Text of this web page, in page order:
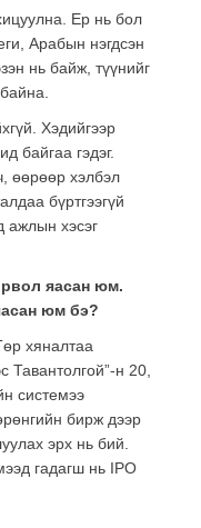
Ер нь бол
Арабын нэгдсэн
нь байж, түүнийг
Хэдийгээр
байгаа гэдэг.
өөрөөр хэлбэл
бүртгээгүй
ажлын хэсэг
яасан юм.
юм бэ?
хяналтаа
Тавантолгой”-н 20,
системээ
бирж дээр
эрх нь бий.
гадагш нь IPO